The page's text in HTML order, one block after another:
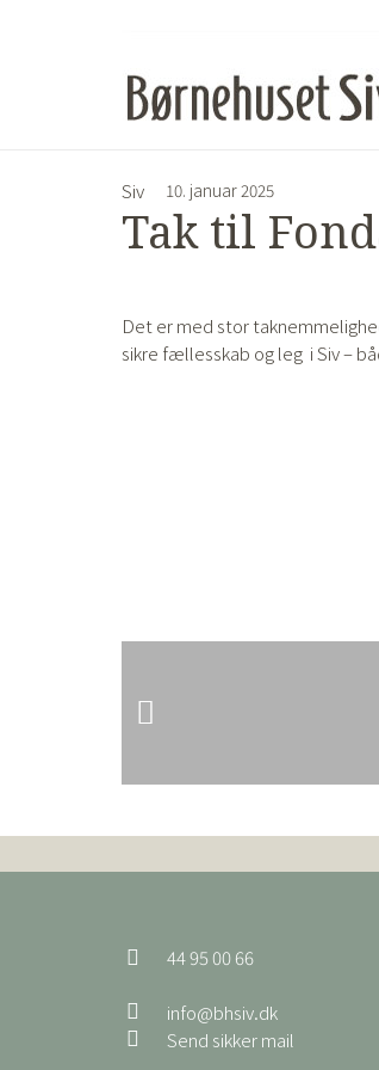
Siv 10. januar 2025
Tak til
Det er med stor
sikre fællesskab og leg i Siv –
44 95 00 66
info@bhsiv.dk
Send sikker mail